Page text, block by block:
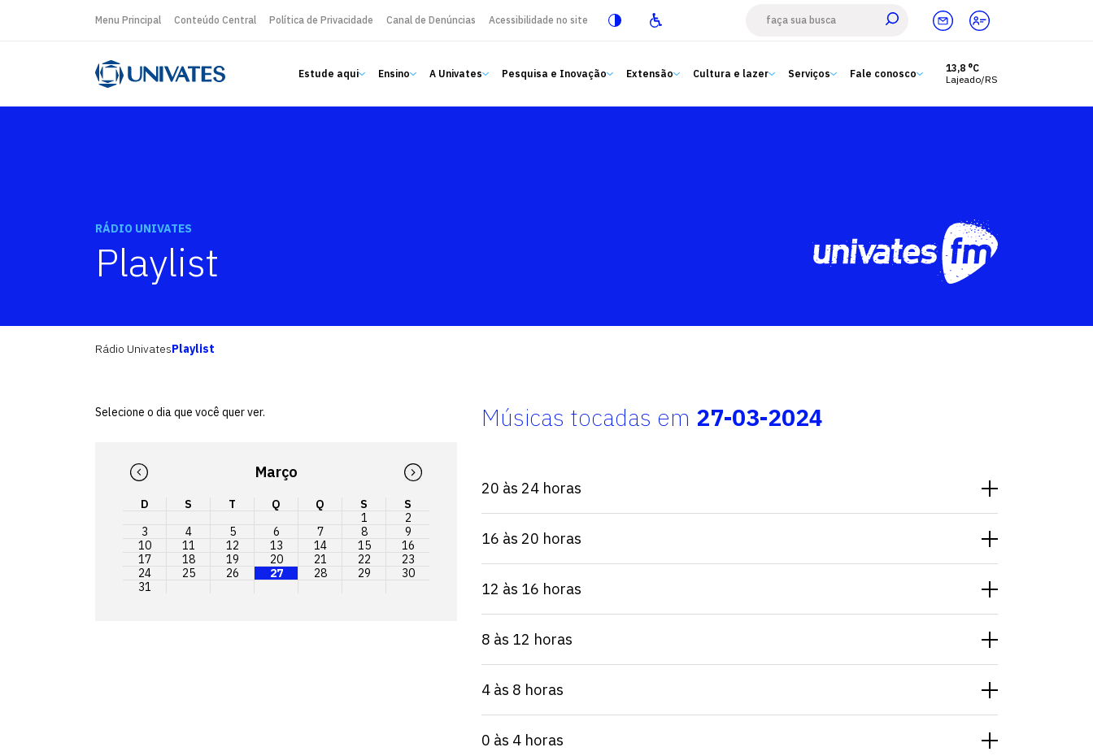
Menu Principal Conteúdo Central Política de Privacidade Canal de Denúncias Acessibilidade no site
Estude aqui Ensino A Univates Pesquisa e Inovação Extensão Cultura e lazer Serviços Fale conosco
13,8 °C
Lajeado/RS
Estude aqui
Extensão
RÁDIO UNIVATES
Playlist
Rádio UnivatesPlaylist
Selecione o dia que você quer ver.
Março
D S T Q Q S
S
1
2
3
4 5 6 7 8
9
10
11 12 13 14 15
16
17
18 19 20 21 22
23
24
25 26 27 28 29
30
31
Músicas tocadas em 27-03-2024
20 às 24 horas
16 às 20 horas
12 às 16 horas
8 às 12 horas
4 às 8 horas
0 às 4 horas